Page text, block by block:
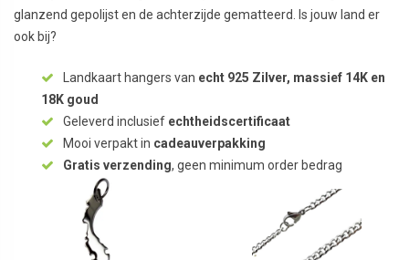
glanzend gepolijst en de achterzijde gematteerd. Is jouw land er
ook bij?
Landkaart hangers van echt 925 Zilver, massief 14K en
18K goud
Geleverd inclusief echtheidscertificaat
Mooi verpakt in cadeauverpakking
Gratis verzending, geen minimum order bedrag